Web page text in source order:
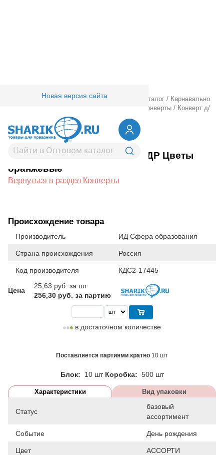
Новая версия сайта
Товары для праздника/ Оптовый каталог / Карнавально
Конверты / Конверт д/
денег С ДР Цветы оранжевые
1509-2659Конверт д/денег С ДР Цветы
оранжевые
Вернуться в раздел Конверты
Происхождение товара
Производитель ИД Сфера образования
Страна происхождения Россия
Код производителя КДС2-17445
Цена
25,63 руб. за шт
256,30 руб. за партию
в достаточном количестве
Поставляется партиями кратно 10 шт
Блок: 10 шт Коробка: 500 шт
Характеристики Вид упаковки
Статус
базовый
ассортимент
Событие День рождения
Цвет АССОРТИ